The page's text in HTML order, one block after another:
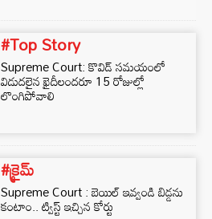
#Top Story
Supreme Court: కొవిడ్ సమయంలో
విడుదలైన ఖైదీలందరూ 15 రోజుల్లో
లొంగిపోవాలి
#క్రైమ్
Supreme Court : బెయిల్ ఇవ్వండి బిడ్డను
కంటాం.. ట్విస్ట్ ఇచ్చిన కోర్టు